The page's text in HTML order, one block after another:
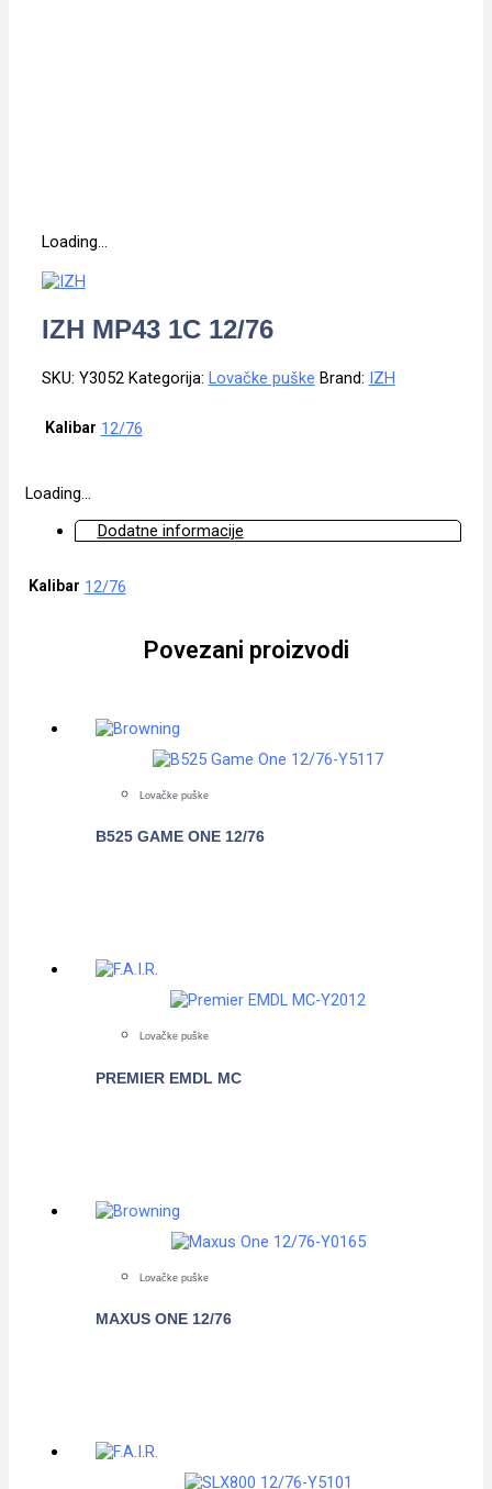
Loading...
IZH MP43 1C 12/76
SKU: Y3052 Kategorija: Lovačke puške Brand: IZH
Kalibar 12/76
Loading...
Dodatne informacije
Kalibar 12/76
Povezani proizvodi
Lovačke puške
B525 GAME ONE 12/76
Lovačke puške
PREMIER EMDL MC
Lovačke puške
MAXUS ONE 12/76